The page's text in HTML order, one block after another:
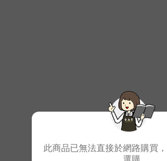
此商品已無法直接於網路購買
選購